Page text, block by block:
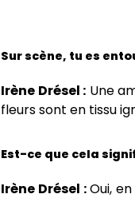
Sur scène, tu es
Irène Drésel : Une
fleurs sont en tissu
Est-ce que cela
Irène Drésel :Oui,